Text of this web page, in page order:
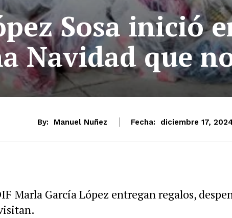
Sosa inició
Navidad que
By: Manuel Nuñez Fecha: diciembre 17, 2024
Marla García López entregan regalos,